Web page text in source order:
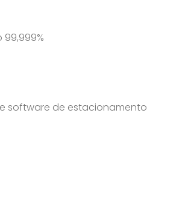
software de estacionamento